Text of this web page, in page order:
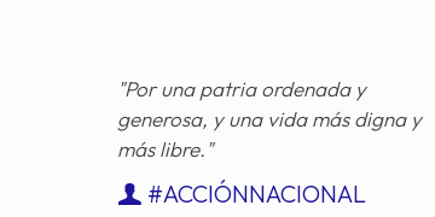
"Por una patria ordenada y
generosa, y una vida más digna y
más libre."
#ACCIÓNNACIONAL